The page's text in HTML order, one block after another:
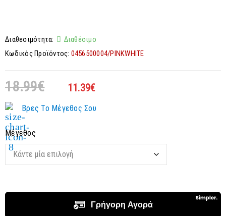
Διαθεσιμότητα:
Διαθέσιμο
Κωδικός Προϊόντος: 0456500004/PINKWHITE
18.99€ 11.39€
Βρες Το Μέγεθος Σου
Μέγεθος